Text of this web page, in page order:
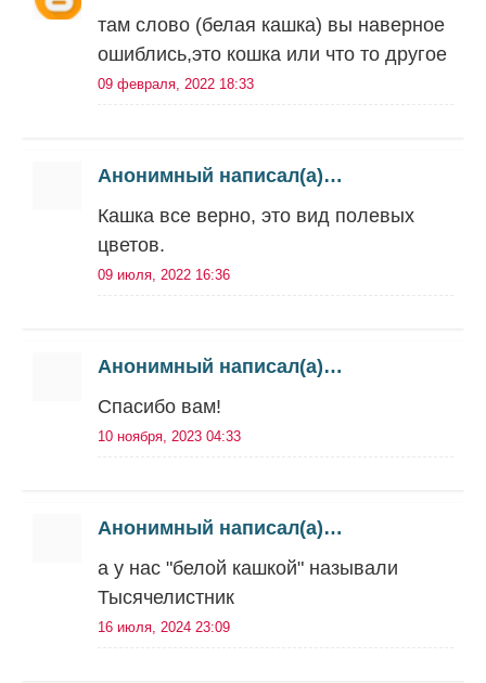
там слово (белая кашка) вы наверное
ошиблись,это кошка или что то другое
09 февраля, 2022 18:33
Анонимный написал(а)…
Кашка все верно, это вид полевых
цветов.
09 июля, 2022 16:36
Анонимный написал(а)…
Спасибо вам!
10 ноября, 2023 04:33
Анонимный написал(а)…
а у нас "белой кашкой" называли
Тысячелистник
16 июля, 2024 23:09